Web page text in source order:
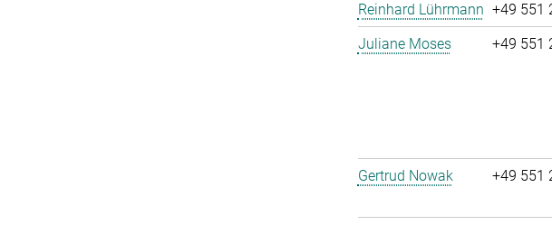
Reinhard Lührmann +49 551
Juliane Moses
+49 551
Gertrud Nowak
+49 551